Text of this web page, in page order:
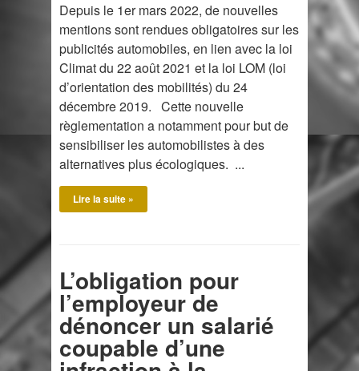
Depuis le 1er mars 2022, de nouvelles
mentions sont rendues obligatoires sur les
publicités automobiles, en lien avec la loi
Climat du 22 août 2021 et la loi LOM (loi
d’orientation des mobilités) du 24
décembre 2019. Cette nouvelle
règlementation a notamment pour but de
sensibiliser les automobilistes à des
alternatives plus écologiques. ...
Lire la suite »
L’obligation pour
l’employeur de
dénoncer un salarié
coupable d’une